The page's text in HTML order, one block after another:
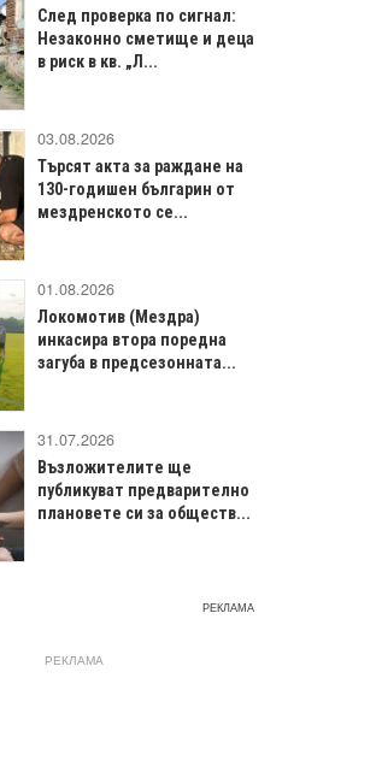
След проверка по сигнал:
Незаконно сметище и деца
в риск в кв. „Л...
03.08.2026
Търсят акта за раждане на
130-годишен българин от
мездренското се...
01.08.2026
Локомотив (Мездра)
инкасира втора поредна
загуба в предсезонната...
31.07.2026
Възложителите ще
публикуват предварително
плановете си за обществ...
РЕКЛАМА
РЕКЛАМА